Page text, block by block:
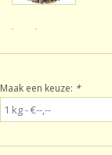
Contact
Sale!
Laatste kans!
Maak een keuze: *